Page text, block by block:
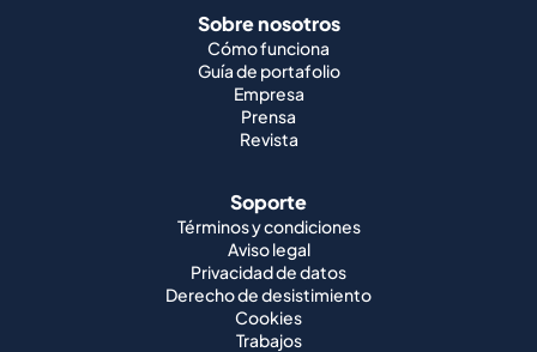
Sobre nosotros
Cómo funciona
Guía de portafolio
Empresa
Prensa
Revista
Soporte
Términos y condiciones
Aviso legal
Privacidad de datos
Derecho de desistimiento
Cookies
Trabajos